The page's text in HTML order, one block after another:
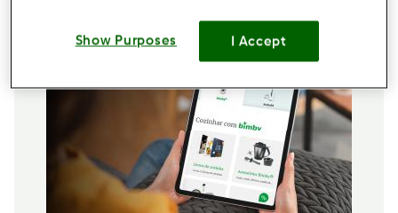
Show Purposes I Accept